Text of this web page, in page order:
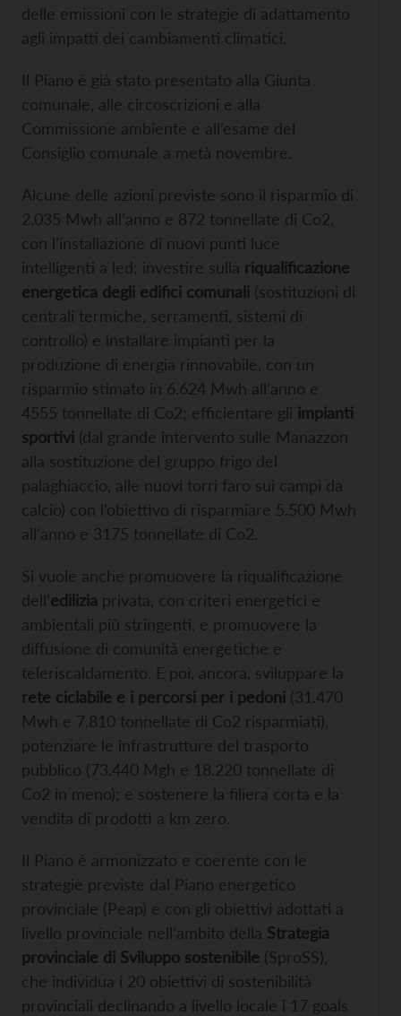
delle emissioni con le strategie di adattamento
agli impatti dei cambiamenti climatici.
Il Piano è già stato presentato alla Giunta
comunale, alle circoscrizioni e alla
Commissione ambiente e all’esame del
Consiglio comunale a metà novembre.
Alcune delle azioni previste sono il risparmio di
2.035 Mwh all’anno e 872 tonnellate di Co2,
con l’installazione di nuovi punti luce
intelligenti a led; investire sulla riqualificazione
energetica degli edifici comunali (sostituzioni di
centrali termiche, serramenti, sistemi di
controllo) e installare impianti per la
produzione di energia rinnovabile, con un
risparmio stimato in 6.624 Mwh all’anno e
4555 tonnellate di Co2; efficientare gli impianti
sportivi (dal grande intervento sulle Manazzon
alla sostituzione del gruppo frigo del
palaghiaccio, alle nuovi torri faro sui campi da
calcio) con l’obiettivo di risparmiare 5.500 Mwh
all’anno e 3175 tonnellate di Co2.
Si vuole anche promuovere la riqualificazione
dell’edilizia privata, con criteri energetici e
ambientali più stringenti, e promuovere la
diffusione di comunità energetiche e
teleriscaldamento. E poi, ancora, sviluppare la
rete ciclabile e i percorsi per i pedoni (31.470
Mwh e 7.810 tonnellate di Co2 risparmiati),
potenziare le infrastrutture del trasporto
pubblico (73.440 Mgh e 18.220 tonnellate di
Co2 in meno); e sostenere la filiera corta e la
vendita di prodotti a km zero.
Il Piano è armonizzato e coerente con le
strategie previste dal Piano energetico
provinciale (Peap) e con gli obiettivi adottati a
livello provinciale nell’ambito della Strategia
provinciale di Sviluppo sostenibile (SproSS),
che individua i 20 obiettivi di sostenibilità
provinciali declinando a livello locale i 17 goals